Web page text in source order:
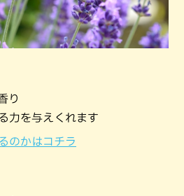
り
力を与えくれます
のかはコチラ